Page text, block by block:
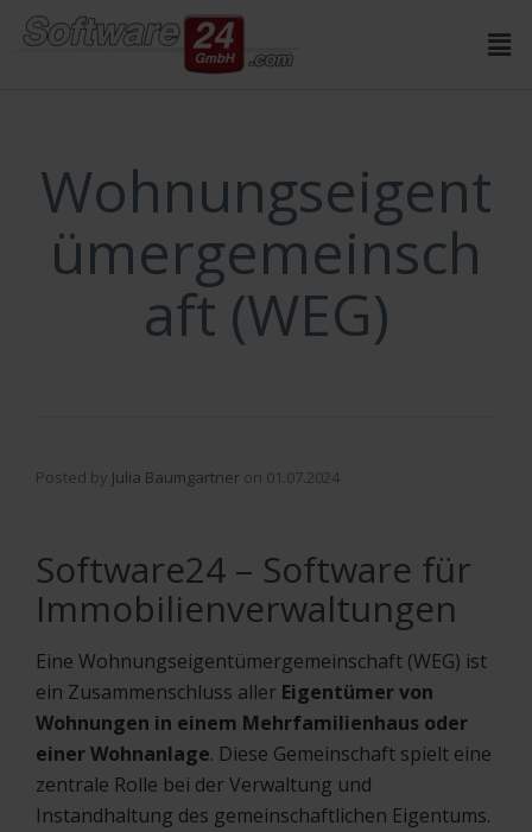
springen
Wohnungseigent
ümergemeinsch
aft (WEG)
Posted by Julia Baumgartner on 01.07.2024
Software24 – Software für
Immobilienverwaltungen
Eine Wohnungseigentümergemeinschaft (WEG) ist
ein Zusammenschluss aller Eigentümer von
Wohnungen in einem Mehrfamilienhaus oder
einer Wohnanlage. Diese Gemeinschaft spielt eine
zentrale Rolle bei der Verwaltung und
Instandhaltung des gemeinschaftlichen Eigentums.